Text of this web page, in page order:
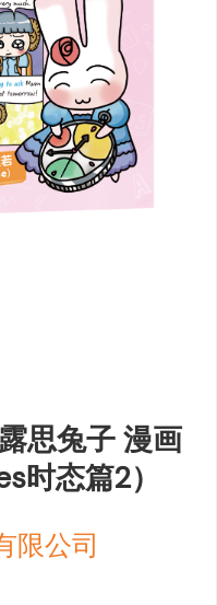
思兔子 漫画
时态篇2）
限公司